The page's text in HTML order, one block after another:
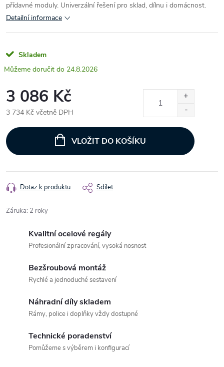
přídavné moduly. Univerzální řešení pro sklad, dílnu i domácnost.
Detailní informace
Skladem
24.8.2026
3 086 Kč
3 734 Kč včetně DPH
cena:
VLOŽIT DO KOŠÍKU
Dotaz k produktu Sdílet
Záruka: 2 roky
Kvalitní ocelové regály
Profesionální zpracování, vysoká nosnost
Bezšroubová montáž
Rychlé a jednoduché sestavení
Náhradní díly skladem
Rámy, police i doplňky vždy dostupné
Technické poradenství
Pomůžeme s výběrem i konfigurací